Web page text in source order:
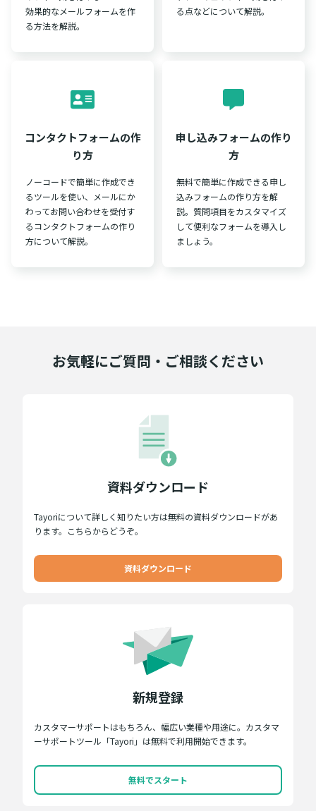
効果的なメールフォームを作
る方法を解説。
る点などについて解説。
コンタクトフォームの作
り方
ノーコードで簡単に作成でき
るツールを使い、メールにか
わってお問い合わせを受付す
るコンタクトフォームの作り
方について解説。
申し込みフォームの作り
方
無料で簡単に作成できる申し
込みフォームの作り方を解
説。質問項目をカスタマイズ
して便利なフォームを導入し
ましょう。
お気軽にご質問・ご相談ください
資料ダウンロード
Tayoriについて詳しく知りたい方は無料の資料ダウンロードがあ
ります。こちらからどうぞ。
資料ダウンロード
新規登録
カスタマーサポートはもちろん、幅広い業種や用途に。カスタマ
ーサポートツール「Tayori」は無料で利用開始できます。
無料でスタート